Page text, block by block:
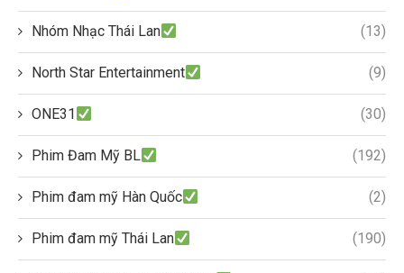
Nhóm Nhạc Thái Lan (13)
North Star Entertainment (9)
ONE31 (30)
Phim Đam Mỹ BL (192)
Phim đam mỹ Hàn Quốc (2)
Phim đam mỹ Thái Lan (190)